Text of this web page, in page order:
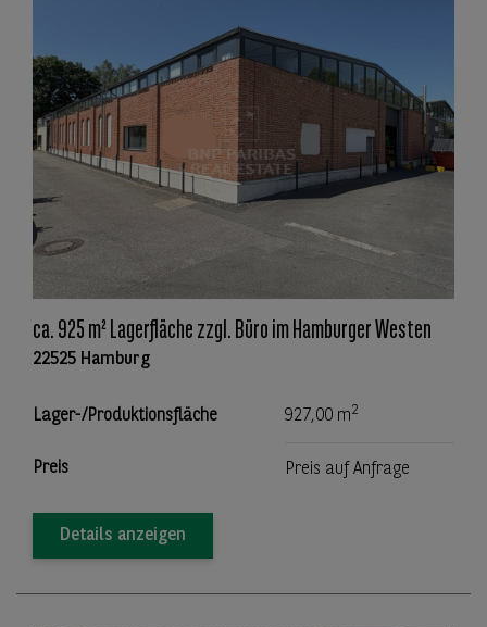
ca. 925 m² Lagerfläche zzgl. Büro im Hamburger Westen
22525 Hamburg
Lager-/Produktionsfläche 927,00 m2
Preis Preis auf Anfrage
Details anzeigen